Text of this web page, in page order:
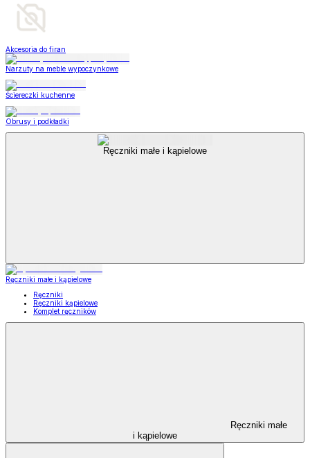
Akcesoria do firan
Narzuty na meble wypoczynkowe
Ściereczki kuchenne
Obrusy i podkładki
Ręczniki małe i kąpielowe
Ręczniki małe i kąpielowe
Ręczniki
Ręczniki kąpielowe
Komplet ręczników
Ręczniki małe
i kąpielowe